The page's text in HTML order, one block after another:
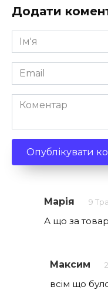
Додати
Ім'я
*
Email
*
Коментар
Марія 9
А що за
Максим
всім що